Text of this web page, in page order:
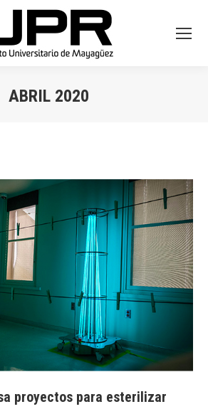
ABRIL 2020
proyectos para esterilizar